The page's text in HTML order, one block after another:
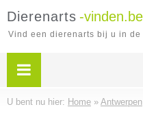
Dierenarts -vinden.be
Vind een dierenarts bij u in de
U bent nu hier: Home » Antwerpen